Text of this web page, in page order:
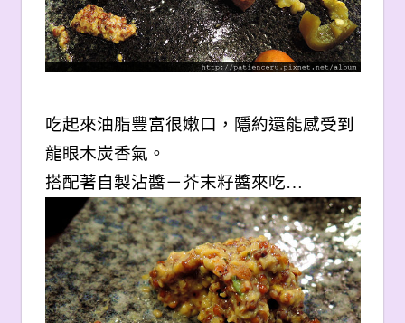
吃起來油脂豐富很嫩口，隱約還能感受到
龍眼木炭香氣。
搭配著自製沾醬－芥末籽醬來吃…